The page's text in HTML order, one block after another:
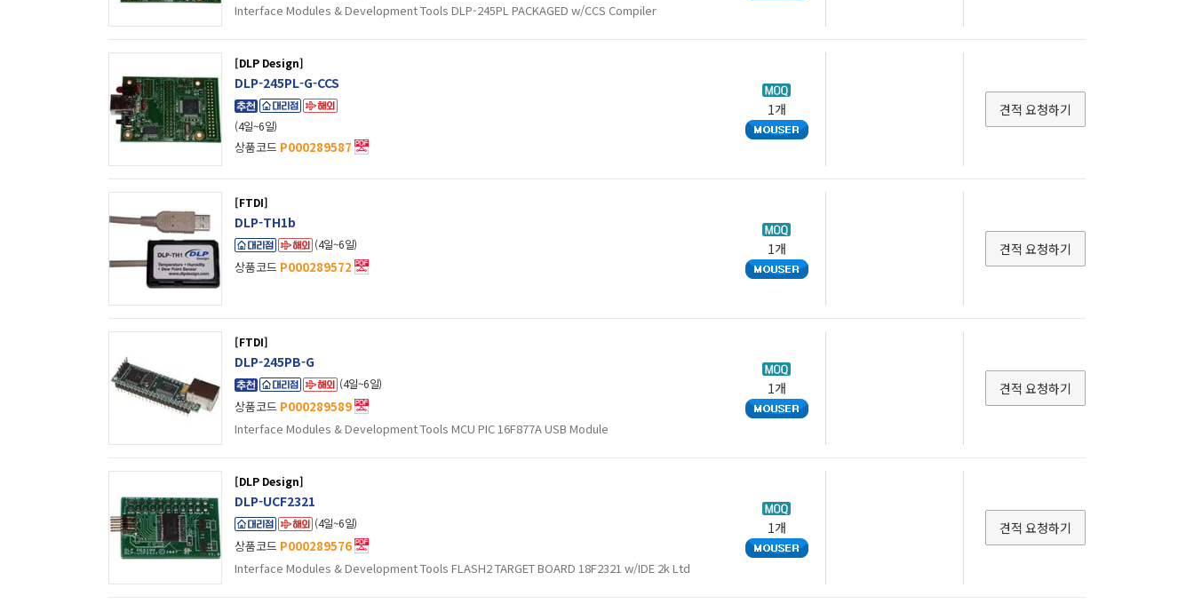
Interface Modules & Development Tools DLP-245PL PACKAGED w/CCS Compiler
[DLP Design]
DLP-245PL-G-CCS
(4일~6일)
상품코드 P000289587
1개 견적 요청하기
[FTDI]
DLP-TH1b
(4일~6일)
상품코드 P000289572
1개 견적 요청하기
[FTDI]
DLP-245PB-G
(4일~6일)
상품코드 P000289589
Interface Modules & Development Tools MCU PIC 16F877A USB Module
1개 견적 요청하기
[DLP Design]
DLP-UCF2321
(4일~6일)
상품코드 P000289576
Interface Modules & Development Tools FLASH2 TARGET BOARD 18F2321 w/IDE 2k Ltd
1개 견적 요청하기